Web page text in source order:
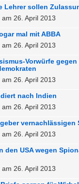
Lehrer sollen
26. April 2013
mal mit ABBA
26. April 2013
Vorwürfe gegen
26. April 2013
nach Indien
26. April 2013
vernachlässigen
26. April 2013
den USA wegen
26. April 2013